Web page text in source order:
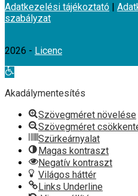
Adatkezelési tájékoztató |
szabályzat
2026 - Licenc
Eszköztár
Akadálymentesítés
Szövegméret növelése
Szövegméret
Szürkeárnyalat
Magas kontraszt
Negatív kontraszt
Világos háttér
Links Underline